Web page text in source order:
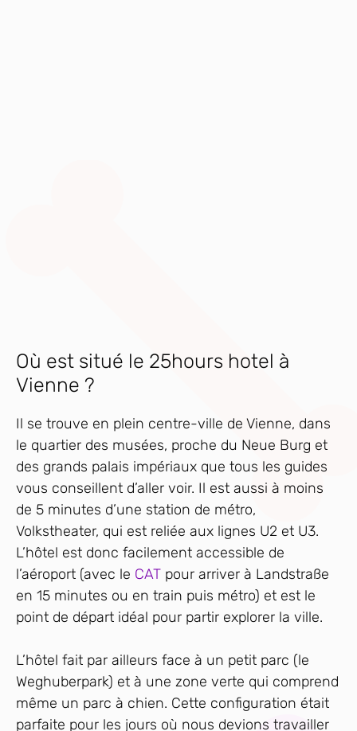
Où est situé le 25hours hotel à
Vienne ?
Il se trouve en plein centre-ville de Vienne, dans
le quartier des musées, proche du Neue Burg et
des grands palais impériaux que tous les guides
vous conseillent d’aller voir. Il est aussi à moins
de 5 minutes d’une station de métro,
Volkstheater, qui est reliée aux lignes U2 et U3.
L’hôtel est donc facilement accessible de
l’aéroport (avec le CAT pour arriver à Landstraße
en 15 minutes ou en train puis métro) et est le
point de départ idéal pour partir explorer la ville.
L’hôtel fait par ailleurs face à un petit parc (le
Weghuberpark) et à une zone verte qui comprend
même un parc à chien. Cette configuration était
parfaite pour les jours où nous devions travailler